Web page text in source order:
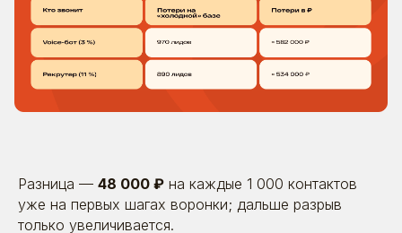
Разница — 48 000 ₽ на каждые 1 000 контактов
уже на первых шагах воронки; дальше разрыв
только увеличивается.
Я даю согласие на обработку моих персональных
данных в соответствиис
политикой обработки
согласием на обработку
персональных данных
Отправить